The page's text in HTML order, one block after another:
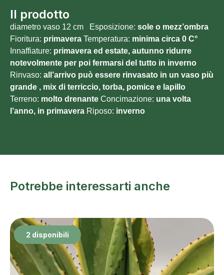
Il prodotto
diametro vaso 12 cm Esposizione: sole o mezz’ombra
Fioritura: primavera Temperatura: minima circa 0 C°
Innaffiature: primavera ed estate, autunno ridurre
notevolmente per poi fermarsi del tutto in inverno
Rinvaso: all’arrivo può essere rinvasato in un vaso più
grande , mix di terriccio, torba, pomice e lapillo
Terreno: molto drenante Concimazione: una volta
l’anno, in primavera Riposo: inverno
Potrebbe interessarti anche
2 disponibili